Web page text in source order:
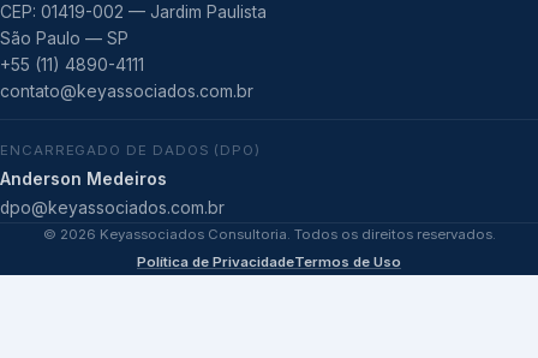
CEP: 01419-002 — Jardim Paulista
São Paulo — SP
+55 (11) 4890-4111
contato@keyassociados.com.br
ENCARREGADO DE DADOS (DPO)
Anderson Medeiros
dpo@keyassociados.com.br
© 2026 Keyassociados Consultoria. Todos os direitos reservados.
Política de PrivacidadeTermos de Uso